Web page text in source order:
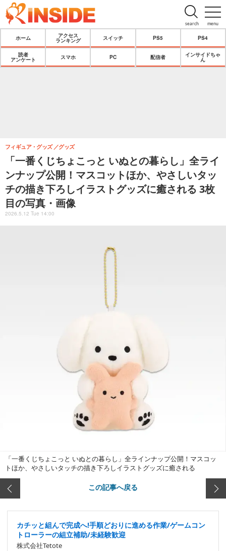
menu
search
ホーム
アクセス
ランキング
スイッチ PS5 PS4
読者
アンケート
スマホ PC 配信者
インサイドちゃ
ん
「一番くじちょこっと いぬとの暮らし」全ライ
ンナップ公開！マスコットほか、やさしいタッ
チの描き下ろしイラストグッズに癒される 3枚
目の写真・画像
フィギュア・グッズ グッズ
2026.5.12 Tue 14:00
「一番くじちょこっと いぬとの暮らし」全ラインナップ公開！マスコッ
トほか、やさしいタッチの描き下ろしイラストグッズに癒される
この記事へ戻る
カチッと組んで完成へ!手順どおりに進める作業/ゲームコン
トローラーの組立補助/未経験歓迎
株式会社Tetote